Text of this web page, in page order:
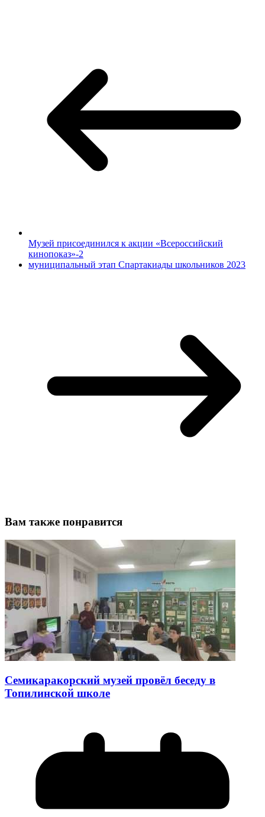
Музей присоединился к акции «Всероссийский
кинопоказ»-2
муниципальный этап Спартакиады школьников 2023
Вам также понравится
Семикаракорский музей провёл беседу в
Топилинской школе